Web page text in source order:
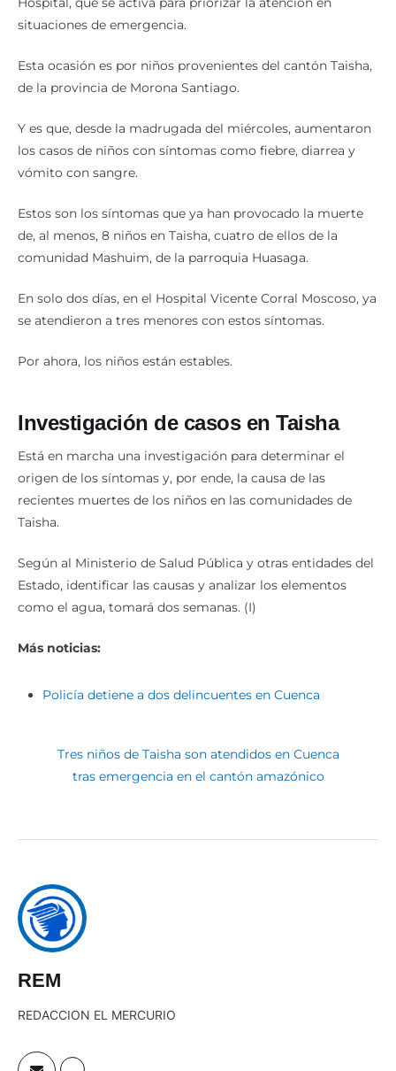
situaciones de emergencia.
Esta ocasión es por niños provenientes del cantón Taisha,
de la provincia de Morona Santiago.
Y es que, desde la madrugada del miércoles, aumentaron
los casos de niños con síntomas como fiebre, diarrea y
vómito con sangre.
Estos son los síntomas que ya han provocado la muerte
de, al menos, 8 niños en Taisha, cuatro de ellos de la
comunidad Mashuim, de la parroquia Huasaga.
En solo dos días, en el Hospital Vicente Corral Moscoso, ya
se atendieron a tres menores con estos síntomas.
Por ahora, los niños están estables.
Investigación de casos en Taisha
Está en marcha una investigación para determinar el
origen de los síntomas y, por ende, la causa de las
recientes muertes de los niños en las comunidades de
Taisha.
Según al Ministerio de Salud Pública y otras entidades del
Estado, identificar las causas y analizar los elementos
como el agua, tomará dos semanas. (I)
Más noticias:
Policía detiene a dos delincuentes en Cuenca
Tres niños de Taisha son atendidos en Cuenca
tras emergencia en el cantón amazónico
REM
REDACCION EL MERCURIO